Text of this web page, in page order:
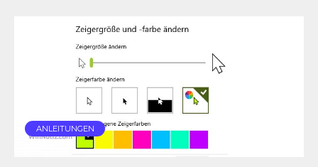
ANLEITUNGEN